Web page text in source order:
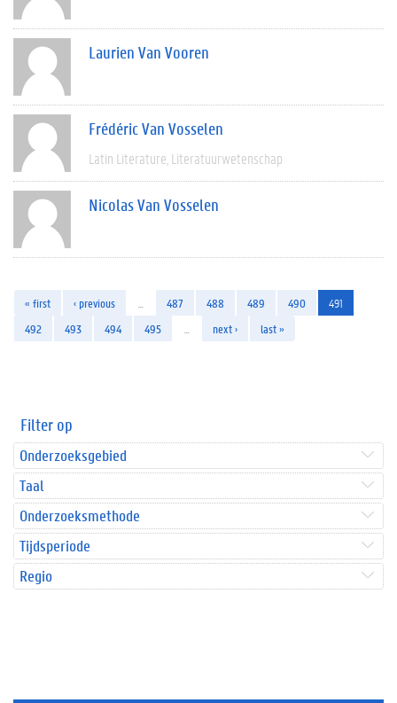
Laurien Van Vooren
Frédéric Van Vosselen
Latin Literature Literatuurwetenschap
Nicolas Van Vosselen
« first ‹ previous 487 488 489 490
491
492
493 494 495 next › last »
Filter op
Onderzoeksgebied
Taal
Onderzoeksmethode
Tijdsperiode
Regio